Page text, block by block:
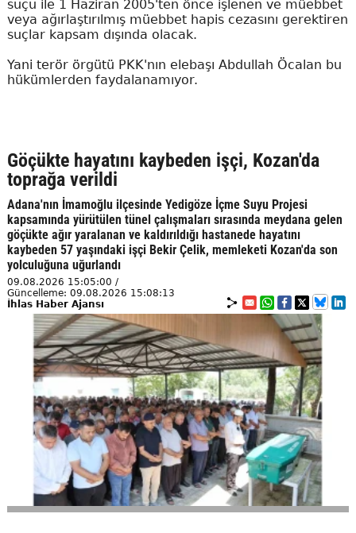
suçu ile 1 Haziran 2005'ten önce işlenen ve müebbet
veya ağırlaştırılmış müebbet hapis cezasını gerektiren
suçlar kapsam dışında olacak.
Yani terör örgütü PKK'nın elebaşı Abdullah Öcalan bu
hükümlerden faydalanamıyor.
Göçükte hayatını kaybeden işçi, Kozan'da
toprağa verildi
Adana'nın İmamoğlu ilçesinde Yedigöze İçme Suyu Projesi
kapsamında yürütülen tünel çalışmaları sırasında meydana gelen
göçükte ağır yaralanan ve kaldırıldığı hastanede hayatını
kaybeden 57 yaşındaki işçi Bekir Çelik, memleketi Kozan'da son
yolculuğuna uğurlandı
09.08.2026 15:05:00 /
Güncelleme: 09.08.2026 15:08:13
İhlas Haber Ajansı